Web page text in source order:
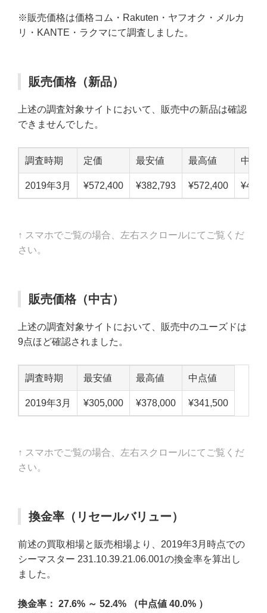
※販売価格は価格コム・Rakuten・ヤフオク・メルカ
リ・KANTE・ラクマにて調査しました。
販売価格（新品）
上述の調査対象サイトにおいて、販売中の新品は確認
できませんでした。
調査時期 定価 最安値 最高値 中点
2019年3月 ¥572,400 ¥382,793 ¥572,400
↑ スマホでご覧の場合、左右スクロールにてご覧くだ
さい。
販売価格（中古）
上述の調査対象サイトにおいて、販売中のユーズドは
9点ほど確認されました。
調査時期 最安値 最高値 中点値
2019年3月 ¥305,000 ¥378,000 ¥341,500
↑ スマホでご覧の場合、左右スクロールにてご覧くだ
さい。
換金率（リセールバリュー）
前述の買取相場と販売相場より、2019年3月時点での
シーマスター 231.10.39.21.06.001の換金率を算出し
ました。
換金率： 27.6% ～ 52.4% （中点値 40.0% ）